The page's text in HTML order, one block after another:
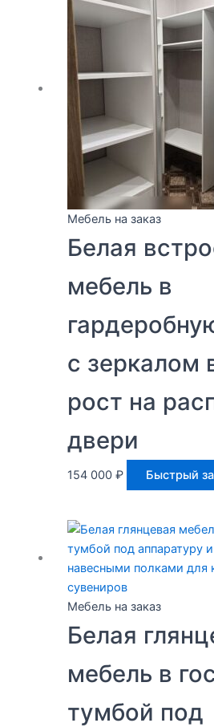
Мебель на заказ
Белая
мебель в
с зеркалом
рост на
двери
154 000 ₽ Быстрый
Мебель на заказ
Белая
мебель в
тумбой под